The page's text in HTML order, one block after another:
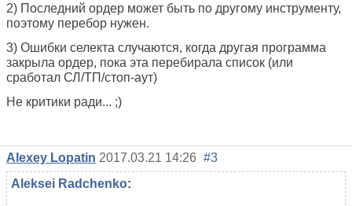
2) Последний ордер может быть по другому инструменту,
поэтому перебор нужен.
3) Ошибки селекта случаются, когда другая программа
закрыла ордер, пока эта перебирала список (или
сработал СЛ/ТП/стоп-аут)
Не критики ради... ;)
Alexey Lopatin 2017.03.21 14:26 #3
Aleksei Radchenko: